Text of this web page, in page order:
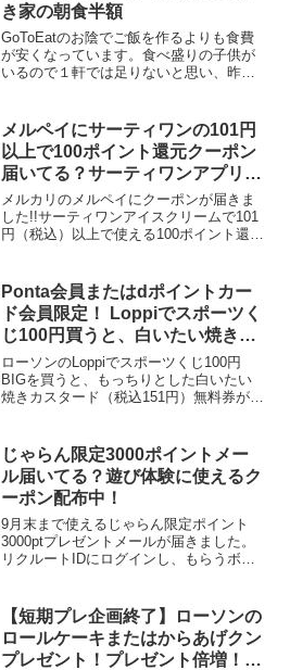
き家の朝食半額
GoToEatのお陰でご飯を作るよりも食費
が安くなっています。食べ盛りの子供が
いるので１軒では足りないと思い、昨晩
ん。お好み焼き２皿、焼きそば２皿、と
ん平焼き、生ビール...
メルペイにサーティワンの101円
以上で100ポイント還元クーポン
届いてる？サーティワンアプリの
バースデークーポンでアイス無料
メルカリのメルペイにクーポンが届きま
した!!サーティワンアイスクリームで101
円（税込）以上で使える100ポイント還元
ポイント付与されます。5月25日まで使え
ます。「ク...
Ponta会員またはdポイントカー
ド会員限定！ Loppiでスポーツく
じ100円買うと、白いたい焼きカ
スタードもらえる
ローソンのLoppiでスポーツくじ100円
BIGを買うと、もっちりとした白いたい
焼きカスタード（税込151円）無料券がも
るかも！？参加手順▼１．ローソンアプ
リから...
じゃらん限定3000ポイントメー
ル届いてる？遊び体験に使えるク
ーポン配布中！
9月末まで使えるじゃらん限定ポイント
3000ptプレゼントメールが届きました。
リクルートIDにログインし、もらうボタ
も使えます。今回はじゃらんの遊び体験
でスーパー銭湯を...
【短期プレ企画終了】ローソンの
ロールケーキまたはからあげクン
プレゼント！プレゼント倍増！参